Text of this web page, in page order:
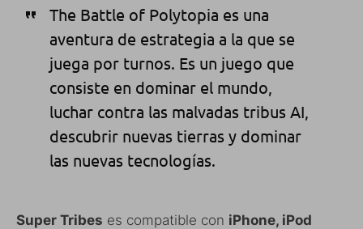
The Battle of Polytopia es una
aventura de estrategia a la que se
juega por turnos. Es un juego que
consiste en dominar el mundo,
luchar contra las malvadas tribus AI,
descubrir nuevas tierras y dominar
las nuevas tecnologías.
Super Tribes es compatible con iPhone, iPod